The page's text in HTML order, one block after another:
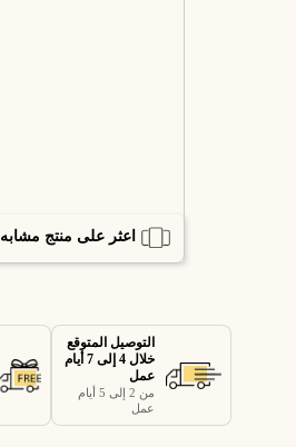
اعثر على منتج مشابه
التوصيل المتوقع
خلال 4 إلى 7 أيام
عمل
من 2 إلى 5 أيام
عمل